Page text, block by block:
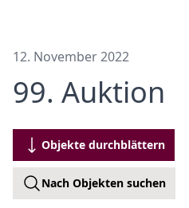
12. November 2022
99. Auktion
Objekte durchblättern
Nach Objekten suchen